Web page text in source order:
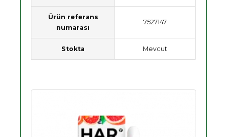
Ürün referans
numarası
7527147
Stokta Mevcut